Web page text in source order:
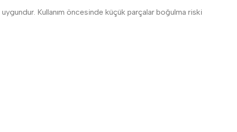
Kullanım öncesinde küçük parçalar boğulma riski